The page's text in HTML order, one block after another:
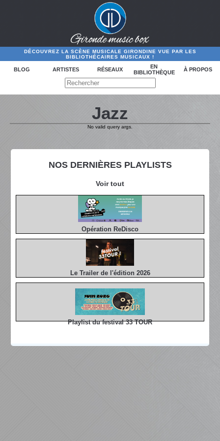
DÉCOUVREZ LA SCÈNE MUSICALE GIRONDINE VUE PAR LES
BIBLIOTHÉCAIRES MUSICAUX !
BLOG ARTISTES RÉSEAUX
EN
BIBLIOTHÈQUE
À PROPOS
NOS DERNIÈRES PLAYLISTS
Voir tout
Opération ReDisco
Le Trailer de l'édition 2026
Playlist du festival 33 TOUR
Jazz
No valid query args.